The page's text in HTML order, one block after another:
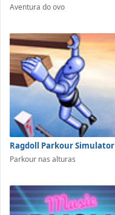
Aventura do ovo
Ragdoll Parkour Simulator
Parkour nas alturas